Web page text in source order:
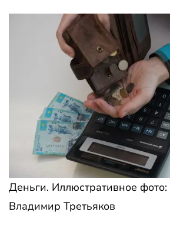
Деньги. Иллюстративное фото:
Владимир Третьяков